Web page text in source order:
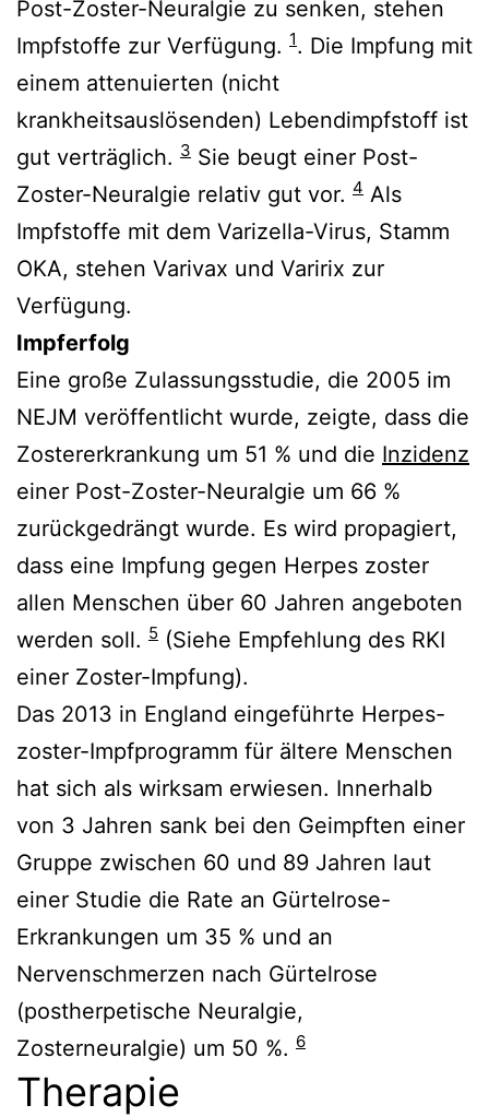
Post-Zoster-Neuralgie zu senken, stehen
Impfstoffe zur Verfügung. 1. Die Impfung mit
einem attenuierten (nicht
krankheitsauslösenden) Lebendimpfstoff ist
gut verträglich. 3 Sie beugt einer Post-
Zoster-Neuralgie relativ gut vor. 4 Als
Impfstoffe mit dem Varizella-Virus, Stamm
OKA, stehen Varivax und Varirix zur
Verfügung.
Impferfolg
Eine große Zulassungsstudie, die 2005 im
NEJM veröffentlicht wurde, zeigte, dass die
Zostererkrankung um 51 % und die Inzidenz
einer Post-Zoster-Neuralgie um 66 %
zurückgedrängt wurde. Es wird propagiert,
dass eine Impfung gegen Herpes zoster
allen Menschen über 60 Jahren angeboten
werden soll. 5 (Siehe Empfehlung des RKI
einer Zoster-Impfung).
Das 2013 in England eingeführte Herpes-
zoster-Impfprogramm für ältere Menschen
hat sich als wirksam erwiesen. Innerhalb
von 3 Jahren sank bei den Geimpften einer
Gruppe zwischen 60 und 89 Jahren laut
einer Studie die Rate an Gürtelrose-
Erkrankungen um 35 % und an
Nervenschmerzen nach Gürtelrose
(postherpetische Neuralgie,
Zosterneuralgie) um 50 %. 6
Therapie